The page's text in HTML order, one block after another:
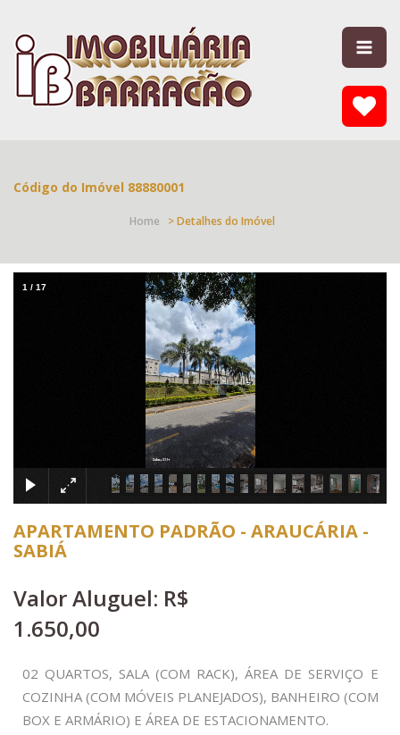
Código do Imóvel 88880001
Home > Detalhes do Imóvel
×
1 / 17
APARTAMENTO PADRÃO - ARAUCÁRIA -
SABIÁ
Valor Aluguel: R$
1.650,00
02 QUARTOS, SALA (COM RACK), ÁREA DE SERVIÇO E
COZINHA (COM MÓVEIS PLANEJADOS), BANHEIRO (COM
BOX E ARMÁRIO) E ÁREA DE ESTACIONAMENTO.